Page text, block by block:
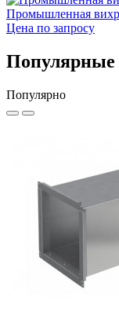
Промышленная
Цена по запросу
Популярные
Популярно